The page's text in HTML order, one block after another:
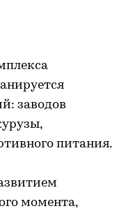
заводов
питания.
момента,